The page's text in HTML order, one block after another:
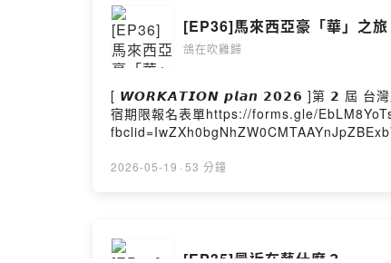
[EP36]馬來西亞豪「華」之旅
鴿在吹雞歸
[ 𝙒𝙊𝙍𝙆𝘼𝙏𝙄𝙊𝙉 𝙥𝙡𝙖𝙣 𝟮𝟬𝟮𝟲 ]第 𝟮 屆 台灣屏東
宿期限報名表單https://forms.gle/
麻坡很懂台灣真正見識到什麼叫華人社會
2026-05-19 · 53 分鐘